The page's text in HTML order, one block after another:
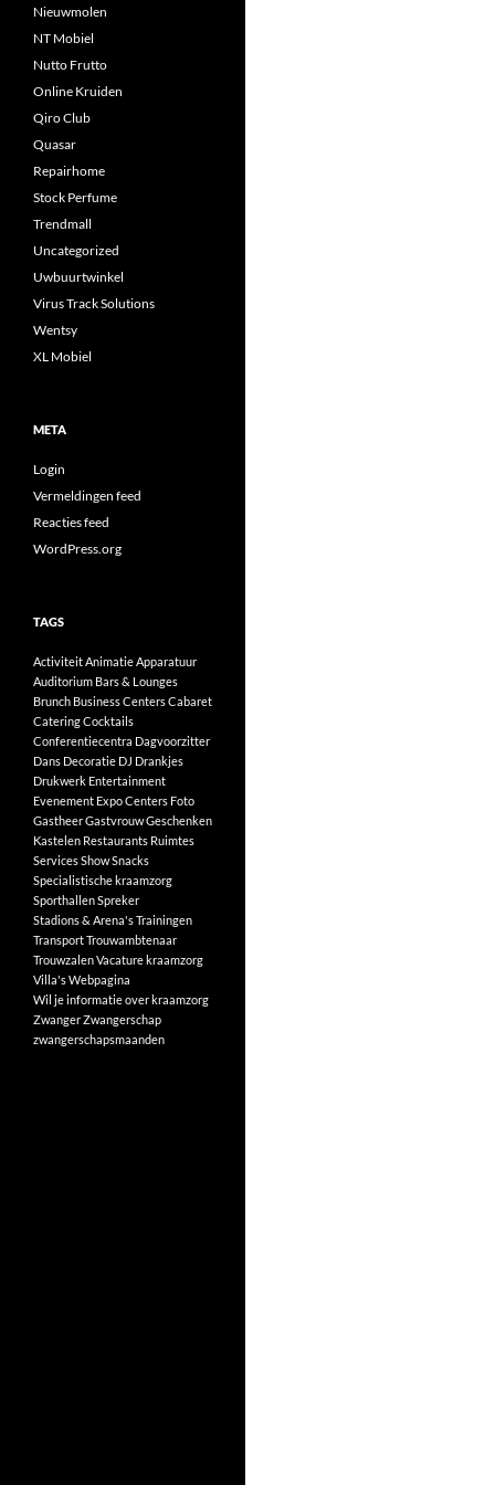
Nieuwmolen
NT Mobiel
Nutto Frutto
Online Kruiden
Qiro Club
Quasar
Repairhome
Stock Perfume
Trendmall
Uncategorized
Uwbuurtwinkel
Virus Track Solutions
Wentsy
XL Mobiel
META
Login
Vermeldingen feed
Reacties feed
WordPress.org
TAGS
ActiviteitAnimatieApparatuur
Auditorium Bars & Lounges
Brunch Business CentersCabaret
CateringCocktails
Conferentiecentra Dagvoorzitter
Dans Decoratie DJ Drankjes
Drukwerk Entertainment
Evenement Expo Centers Foto
GastheerGastvrouwGeschenken
Kastelen Restaurants Ruimtes
ServicesShowSnacks
Specialistische kraamzorg
SporthallenSpreker
Stadions & Arena'sTrainingen
TransportTrouwambtenaar
TrouwzalenVacature kraamzorg
Villa'sWebpagina
Wil je informatie over kraamzorg
ZwangerZwangerschap
zwangerschapsmaanden